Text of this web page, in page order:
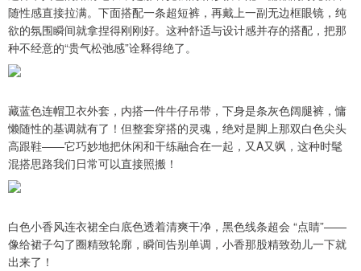
随性感直接拉满。下面搭配一条超短裤，再戴上一副无边框眼镜，纯
欲的氛围瞬间就拿捏得刚刚好。这种舒适与设计感并存的搭配，把那
种不经意的“贵气松弛感”诠释得绝了。
藏蓝色连帽卫衣外套，内搭一件牛仔吊带，下身是条灰色阔腿裤，慵
懒随性的基调就有了！但整套穿搭的灵魂，绝对是脚上那双白色尖头
高跟鞋——它巧妙地把休闲和干练融合在一起，又A又飒，这种时髦
混搭思路我们日常可以直接照搬！
白色小香风连衣裙全白底色透着清爽干净，黑色线条超会 “点睛”——
像给裙子勾了圈精致轮廓，瞬间告别单调，小香那股精致劲儿一下就
出来了！